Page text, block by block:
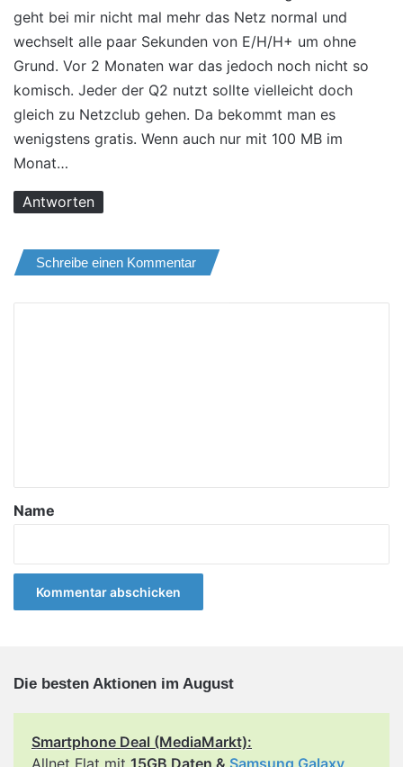
geht bei mir nicht mal mehr das Netz normal und
wechselt alle paar Sekunden von E/H/H+ um ohne
Grund. Vor 2 Monaten war das jedoch noch nicht so
komisch. Jeder der Q2 nutzt sollte vielleicht doch
gleich zu Netzclub gehen. Da bekommt man es
wenigstens gratis. Wenn auch nur mit 100 MB im
Monat…
Antworten
Schreibe einen Kommentar
a
*
Name
Die besten Aktionen im August
Smartphone Deal (MediaMarkt):